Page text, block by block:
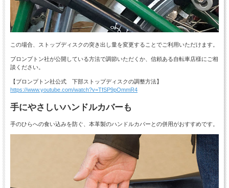
この場合、ストップディスクの突き出し量を変更することでご利用いただけます。
ブロンプトン社が公開している方法で調節いただくか、信頼ある自転車店様にご相
談ください。
【ブロンプトン社公式 下部ストップディスクの調整方法】
https://www.youtube.com/watch?v=TfSP9pOmmR4
手にやさしいハンドルカバーも
手のひらへの食い込みを防ぐ、本革製のハンドルカバーとの併用がおすすめです。